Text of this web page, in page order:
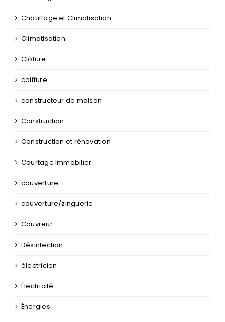
Chauffage et Climatisation
Climatisation
Clôture
coiffure
constructeur de maison
Construction
Construction et rénovation
Courtage Immobilier
couverture
couverture/zinguerie
Couvreur
Désinfection
électricien
Électricité
Énergies